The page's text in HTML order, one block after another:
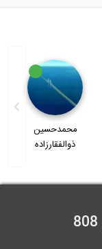
محمدحسین
ذوالفقارزاده